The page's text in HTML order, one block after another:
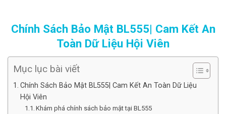
Chính Sách Bảo Mật BL555| Cam Kết An
Toàn Dữ Liệu Hội Viên
Mục lục bài viết
Chính Sách Bảo Mật BL555| Cam Kết An Toàn Dữ Liệu
Hội Viên
Khám phá chính sách bảo mật tại BL555